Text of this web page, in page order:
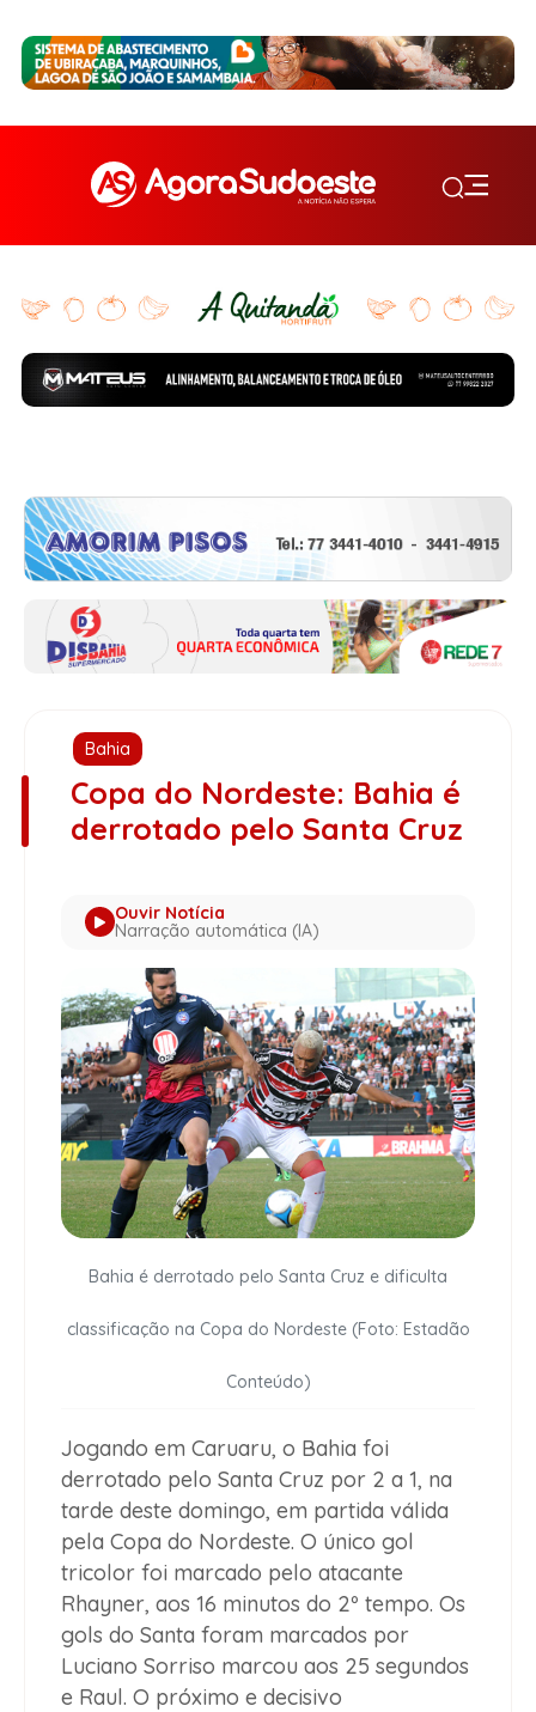
Bahia
Copa do Nordeste: Bahia é
derrotado pelo Santa Cruz
Ouvir Notícia
Narração automática (IA)
Bahia é derrotado pelo Santa Cruz e dificulta
classificação na Copa do Nordeste (Foto: Estadão
Conteúdo)
Jogando em Caruaru, o Bahia foi
derrotado pelo Santa Cruz por 2 a 1, na
tarde deste domingo, em partida válida
pela Copa do Nordeste. O único gol
tricolor foi marcado pelo atacante
Rhayner, aos 16 minutos do 2º tempo. Os
gols do Santa foram marcados por
Luciano Sorriso marcou aos 25 segundos
e Raul. O próximo e decisivo